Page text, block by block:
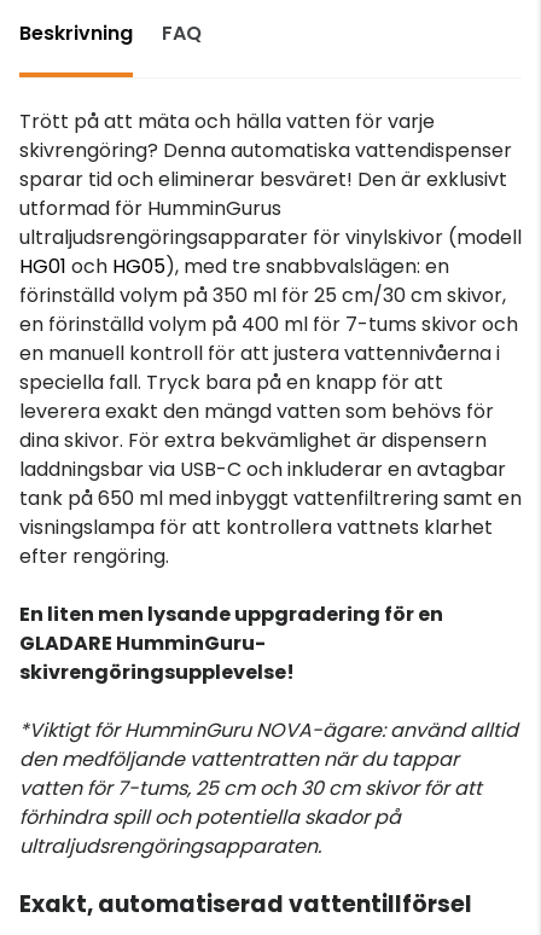
Beskrivning FAQ
Trött på att mäta och hälla vatten för varje
skivrengöring? Denna automatiska vattendispenser
sparar tid och eliminerar besväret! Den är exklusivt
utformad för HumminGurus
ultraljudsrengöringsapparater för vinylskivor (modell
HG01 och HG05), med tre snabbvalslägen: en
förinställd volym på 350 ml för 25 cm/30 cm skivor,
en förinställd volym på 400 ml för 7-tums skivor och
en manuell kontroll för att justera vattennivåerna i
speciella fall. Tryck bara på en knapp för att
leverera exakt den mängd vatten som behövs för
dina skivor. För extra bekvämlighet är dispensern
laddningsbar via USB-C och inkluderar en avtagbar
tank på 650 ml med inbyggt vattenfiltrering samt en
visningslampa för att kontrollera vattnets klarhet
efter rengöring.
En liten men lysande uppgradering för en
GLADARE HumminGuru-
skivrengöringsupplevelse!
*Viktigt för HumminGuru NOVA-ägare: använd alltid
den medföljande vattentratten när du tappar
vatten för 7-tums, 25 cm och 30 cm skivor för att
förhindra spill och potentiella skador på
ultraljudsrengöringsapparaten.
Exakt, automatiserad vattentillförsel